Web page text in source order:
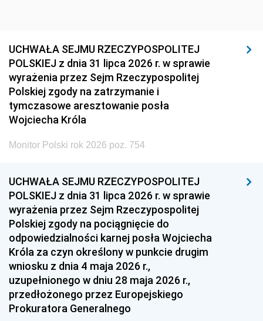
UCHWAŁA SEJMU RZECZYPOSPOLITEJ
POLSKIEJ z dnia 31 lipca 2026 r. w sprawie
wyrażenia przez Sejm Rzeczypospolitej
Polskiej zgody na zatrzymanie i
tymczasowe aresztowanie posła
Wojciecha Króla
Monitor Polski rok 2026 poz. 754
UCHWAŁA SEJMU RZECZYPOSPOLITEJ
POLSKIEJ z dnia 31 lipca 2026 r. w sprawie
wyrażenia przez Sejm Rzeczypospolitej
Polskiej zgody na pociągnięcie do
odpowiedzialności karnej posła Wojciecha
Króla za czyn określony w punkcie drugim
wniosku z dnia 4 maja 2026 r.,
uzupełnionego w dniu 28 maja 2026 r.,
przedłożonego przez Europejskiego
Prokuratora Generalnego